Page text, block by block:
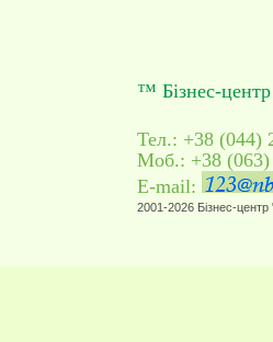
™ Бізнес-
Тел.: +38 (044)
Моб.: +38 (063)
E-mail:
2001-2026 Бізнес-центр